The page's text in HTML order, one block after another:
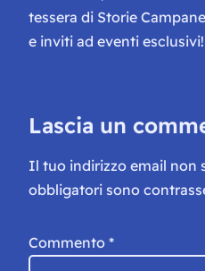
tessera di Storie
e inviti ad eventi esclusivi!
Lascia un
Il tuo indirizzo email non
obbligatori sono
Commento *